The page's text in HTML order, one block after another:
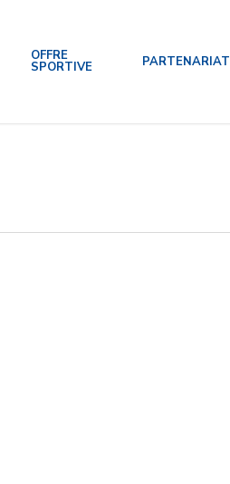
OFFRE
SPORTIVE PARTENARIAT